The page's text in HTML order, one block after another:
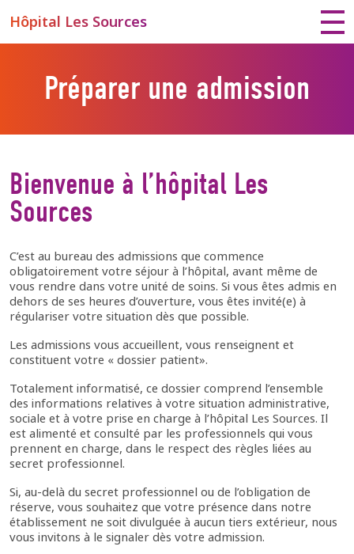
Hôpital Les Sources
Préparer une admission
Bienvenue à l’hôpital Les
Sources
C’est au bureau des admissions que commence
obligatoirement votre séjour à l’hôpital, avant même de
vous rendre dans votre unité de soins. Si vous êtes admis en
dehors de ses heures d’ouverture, vous êtes invité(e) à
régulariser votre situation dès que possible.
Les admissions vous accueillent, vous renseignent et
constituent votre « dossier patient».
Totalement informatisé, ce dossier comprend l’ensemble
des informations relatives à votre situation administrative,
sociale et à votre prise en charge à l’hôpital Les Sources. Il
est alimenté et consulté par les professionnels qui vous
prennent en charge, dans le respect des règles liées au
secret professionnel.
Si, au-delà du secret professionnel ou de l’obligation de
réserve, vous souhaitez que votre présence dans notre
établissement ne soit divulguée à aucun tiers extérieur, nous
vous invitons à le signaler dès votre admission.